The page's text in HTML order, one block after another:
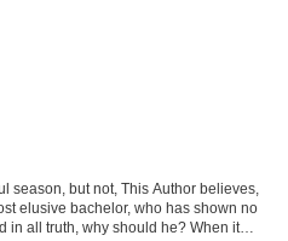
season, but not, This Author believes,
elusive bachelor, who has shown no
in all truth, why should he? When it